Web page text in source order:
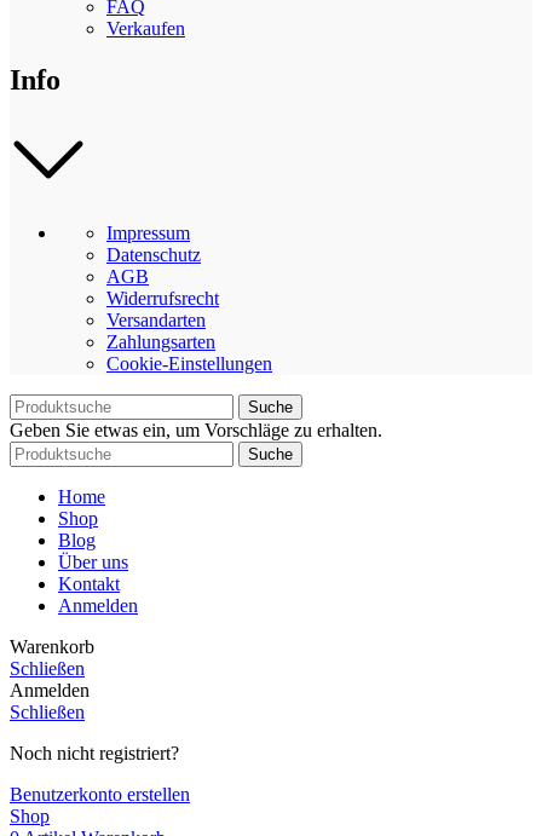
FAQ
Verkaufen
Info
Impressum
Datenschutz
AGB
Widerrufsrecht
Versandarten
Zahlungsarten
Cookie-Einstellungen
Suche
Geben Sie etwas ein, um Vorschläge zu erhalten.
Suche
Home
Shop
Blog
Über uns
Kontakt
Anmelden
Warenkorb
Schließen
Anmelden
Schließen
Noch nicht registriert?
Benutzerkonto erstellen
Shop